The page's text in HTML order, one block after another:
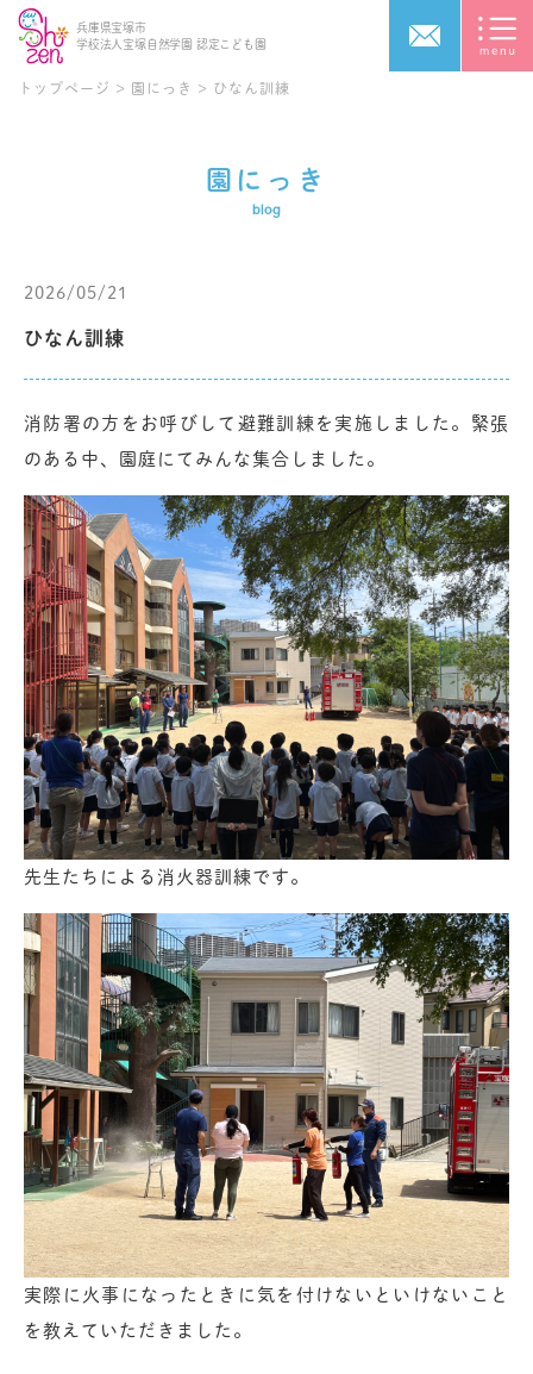
兵庫県宝塚市
学校法人宝塚自然学園 認定こども園
トップページ > 園にっき > ひなん訓練
園にっき
blog
2026/05/21
ひなん訓練
消防署の方をお呼びして避難訓練を実施しました。緊張
のある中、園庭にてみんな集合しました。
先生たちによる消火器訓練です。
実際に火事になったときに気を付けないといけないこと
を教えていただきました。